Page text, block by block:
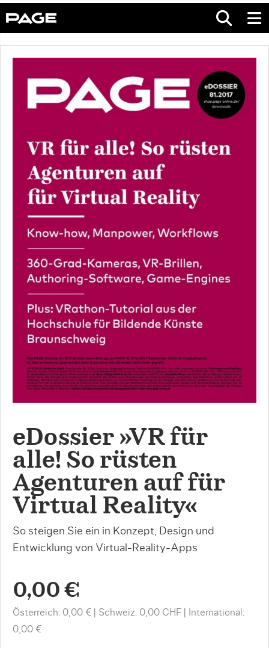
eDossier »VR für
alle! So rüsten
Agenturen auf für
Virtual Reality«
So steigen Sie ein in Konzept, Design und
Entwicklung von Virtual-Reality-Apps
0,00 €
Österreich: 0,00 € Schweiz: 0,00 CHF
International:
0,00 €